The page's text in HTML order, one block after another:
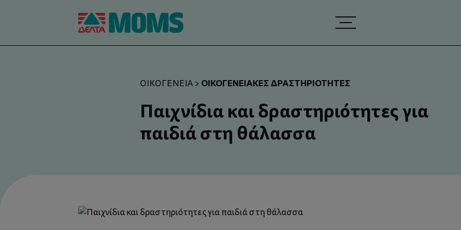
ΟΙΚΟΓΈΝΕΙΑ> ΟΙΚΟΓΕΝΕΙΑΚΈΣ ΔΡΑΣΤΗΡΙΌΤΗΤΕΣ
Παιχνίδια και δραστηριότητες για
παιδιά στη θάλασσα